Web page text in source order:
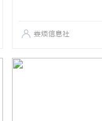
娄烦信息社